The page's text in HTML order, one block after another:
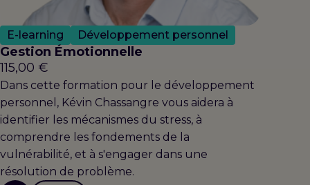
E-learning Développement personnel
Gestion Émotionnelle
115,00 €
Dans cette formation pour le développement
personnel, Kévin Chassangre vous aidera à
identifier les mécanismes du stress, à
comprendre les fondements de la
vulnérabilité, et à s'engager dans une
résolution de problème.